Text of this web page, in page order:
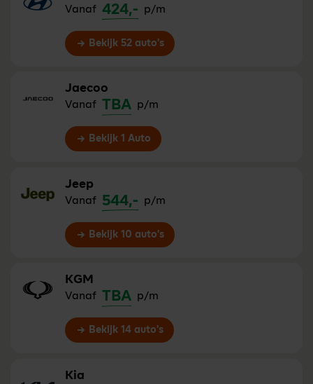
Vanaf 424,- p/m
Bekijk 52 auto's
Jaecoo
Vanaf TBA p/m
Bekijk 1 Auto
Jeep
Vanaf 544,- p/m
Bekijk 10 auto's
KGM
Vanaf TBA p/m
Bekijk 14 auto's
Kia